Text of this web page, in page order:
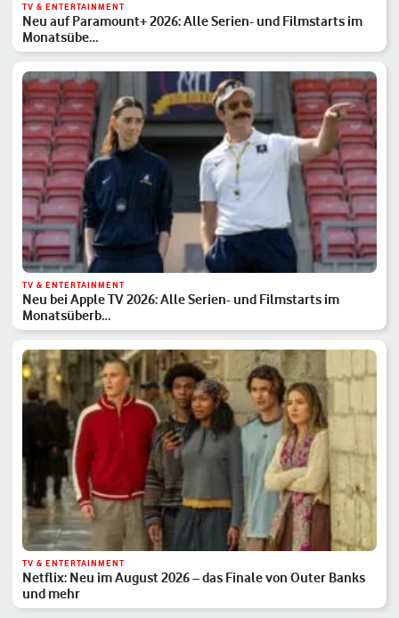
TV & ENTERTAINMENT
Neu auf Paramount+ 2026: Alle Serien- und Filmstarts im
Monatsübe…
TV & ENTERTAINMENT
Neu bei Apple TV 2026: Alle Serien- und Filmstarts im
Monatsüberb…
TV & ENTERTAINMENT
Netflix: Neu im August 2026 – das Finale von Outer Banks
und mehr